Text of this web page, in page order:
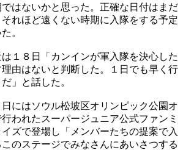
はないかと思った。正確な日付はまだ
れほど遠くない時期に入隊をする予定
。
１８日「カンインが軍入隊を決心した
由はないと判断した。１日でも早く行
」と話した。
にはソウル松坡区オリンピック公園オ
われたスーパージュニア公式ファンミ
ズで登場し「メンバーたちの提案で入
のステージでみなさんにあいさつする